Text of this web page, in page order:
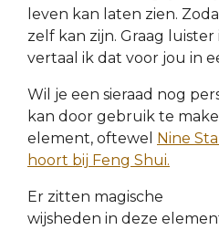
leven kan laten zien.
zelf kan zijn. Graag
vertaal ik dat voor jou in
Wil je een sieraad nog
kan door gebruik te
element, oftewel Nine
hoort bij Feng Shui.
Er zitten magische
wijsheden in deze